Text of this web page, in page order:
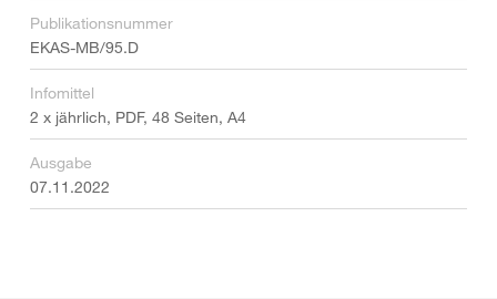
Publikationsnummer
EKAS-MB/95.D
Infomittel
2 x jährlich, PDF, 48 Seiten, A4
Ausgabe
07.11.2022